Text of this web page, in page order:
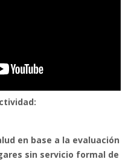
en base a la evaluación
sin servicio formal de